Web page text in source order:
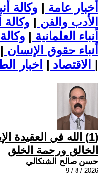
أخبار عامة | وكالة
الأدب والفن | وكالة
أنباء العلمانية |
أنباء حقوق الإنسان |
الاقتصاد | |
(1) الله في العقيدة
الخالق ورحمة الخلق
حسن صالح الشنكالي
2026 / 8 / 9